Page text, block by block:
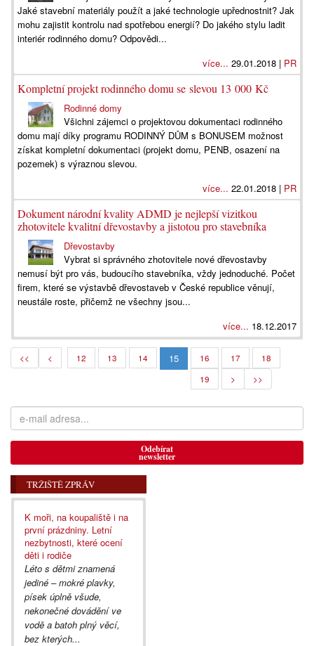
Jaké stavební materiály použít a jaké technologie upřednostnit? Jak
mohu zajistit kontrolu nad spotřebou energií? Do jakého stylu ladit
interiér rodinného domu? Odpovědi...
více... 29.01.2018 | PR
Kompletní projekt rodinného domu se slevou 13 000 Kč
Rodinné domy
Všichni zájemci o projektovou dokumentaci rodinného
domu mají díky programu RODINNÝ DŮM s BONUSEM možnost
získat kompletní dokumentaci (projekt domu, PENB, osazení na
pozemek) s výraznou slevou.
více... 22.01.2018 | PR
Dokument národní kvality ADMD je nejlepší vizitkou
zhotovitele kvalitní dřevostavby a jistotou pro stavebníka
Dřevostavby
Vybrat si správného zhotovitele nové dřevostavby
nemusí být pro vás, budoucího stavebníka, vždy jednoduché. Počet
firem, které se výstavbě dřevostaveb v České republice věnují,
neustále roste, přičemž ne všechny jsou...
více... 18.12.2017
<< < 12 13 14 15 16 17
18
19
> >>
Odebírat
newsletter
TRŽIŠTĚ ZPRÁV
K moři, na koupaliště i na
první prázdniny. Letní
nezbytnosti, které ocení
děti i rodiče
Léto s dětmi znamená
jediné – mokré plavky,
písek úplně všude,
nekonečné dovádění ve
vodě a batoh plný věcí,
bez kterých...